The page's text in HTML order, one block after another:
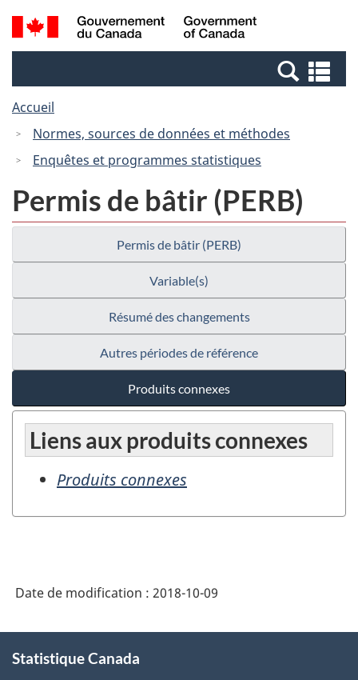
Passer
au
Passer
à
Canada
Recherche
et
et
Accueil
Normes, sources de données et méthodes
Enquêtes et programmes statistiques
Permis de bâtir (PERB)
Permis de bâtir (PERB)
Variable(s)
Résumé des changements
Autres périodes de référence
Produits connexes
Liens aux produits connexes
Produits connexes
Date de modification : 2018-10-09
propos
Statistique Canada